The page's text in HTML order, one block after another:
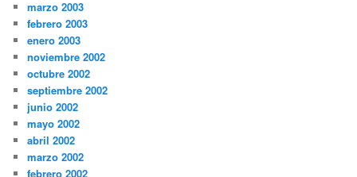
marzo 2003
febrero 2003
enero 2003
noviembre 2002
octubre 2002
septiembre 2002
junio 2002
mayo 2002
abril 2002
marzo 2002
febrero 2002